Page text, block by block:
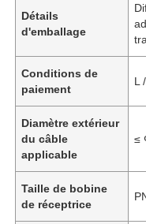
Détails
d'emballage
Conditions de
paiement
L
Diamètre extérieur
du câble
applicable
≤
Taille de bobine
de réceptrice